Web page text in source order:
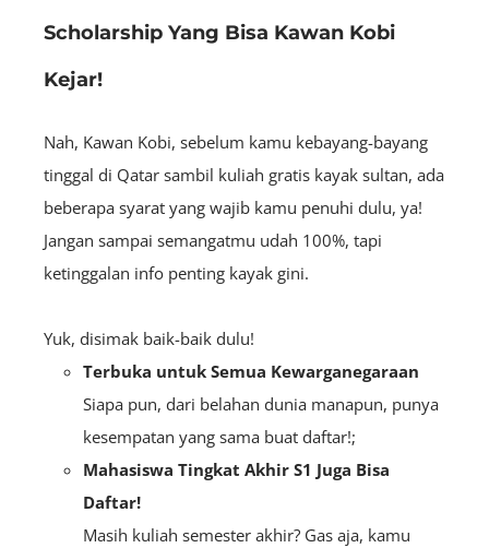
Scholarship Yang Bisa Kawan Kobi
Kejar!
Nah, Kawan Kobi, sebelum kamu kebayang-bayang
tinggal di Qatar sambil kuliah gratis kayak sultan, ada
beberapa syarat yang wajib kamu penuhi dulu, ya!
Jangan sampai semangatmu udah 100%, tapi
ketinggalan info penting kayak gini.
Yuk, disimak baik-baik dulu!
Terbuka untuk Semua Kewarganegaraan
Siapa pun, dari belahan dunia manapun, punya
kesempatan yang sama buat daftar!;
Mahasiswa Tingkat Akhir S1 Juga Bisa
Daftar!
Masih kuliah semester akhir? Gas aja, kamu